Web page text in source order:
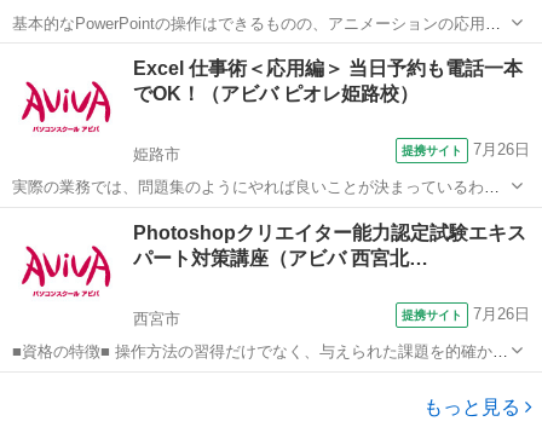
基本的なPowerPointの操作はできるものの、アニメーションの応用や
ビデオの挿入など、より見栄えのよいプレゼン資料作成を学びたい方
にオススメの講座です。 ■学習内容■ オリジナルレイアウト作成・図
形/SmartArt...
パワーポイント
Excel 仕事術＜応用編＞ 当日予約も電話一本
でOK！（アビバ ピオレ姫路校）
姫路市 提携サイト 7月26日
実際の業務では、問題集のようにやれば良いことが決まっているわけ
ではありません。 この講座では【よくある上司の指示】からスタート
します。意図を汲み取り、Excelを"使える"人になるための講座です。
■学習内容■ 業務に直...
Photoshopクリエイター能力認定試験エキス
パート対策講座（アビバ 西宮北…
西宮市 提携サイト 7月26日
■資格の特徴■ 操作方法の習得だけでなく、与えられた課題を的確かつ
スムーズに行う力が試されることが特長です。実践的なスキルを身に
もっと見る